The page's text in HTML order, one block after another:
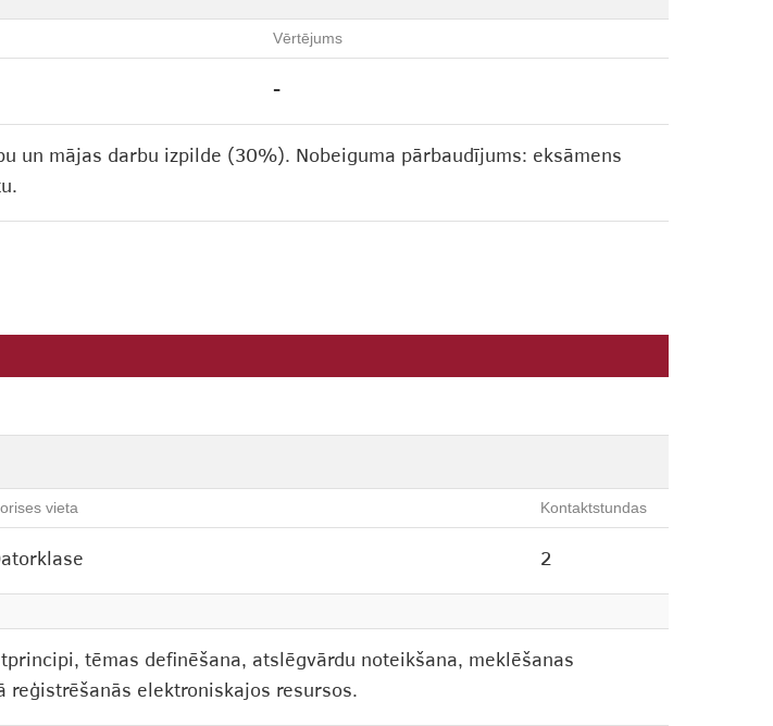
Vērtējums
-
mājas darbu izpilde (30%). Nobeiguma pārbaudījums: eksāmens
vieta Kontaktstundas
2
tēmas definēšana, atslēgvārdu noteikšana, meklēšanas
elektroniskajos resursos.